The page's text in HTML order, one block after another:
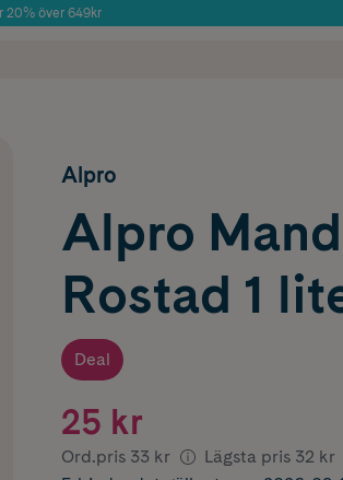
20% över 649kr
Alpro
Alpro
Rostad 1
Deal
25 kr
Ord.pris 33 kr Lägsta pris 32 kr